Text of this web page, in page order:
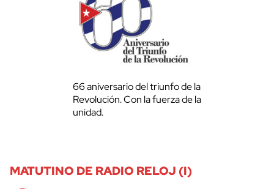
66 aniversario del triunfo de la
Revolución. Con la fuerza de la
unidad.
MATUTINO DE RADIO RELOJ (I)